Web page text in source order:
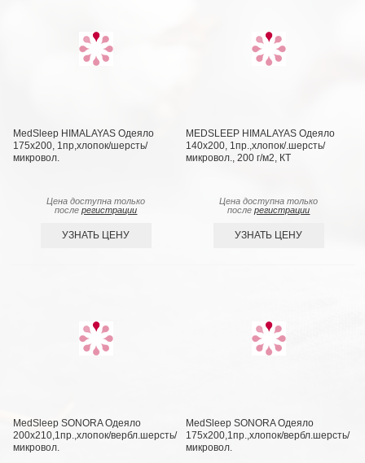
MedSleep HIMALAYAS Oдеяло
175х200, 1пр,хлопок/шерсть/
микровол.
Цена доступна только
послерегистрации
УЗНАТЬ ЦЕНУ
MEDSLEEP HIMALAYAS Oдеяло
140х200, 1пр.,хлопок/.шерсть/
микровол., 200 г/м2, КТ
Цена доступна только
послерегистрации
УЗНАТЬ ЦЕНУ
MedSleep SONORA Одеяло
200х210,1пр.,хлопок/вербл.шерсть/
микровол.
MedSleep SONORA Одеяло
175х200,1пр.,хлопок/вербл.шерсть/
микровол.